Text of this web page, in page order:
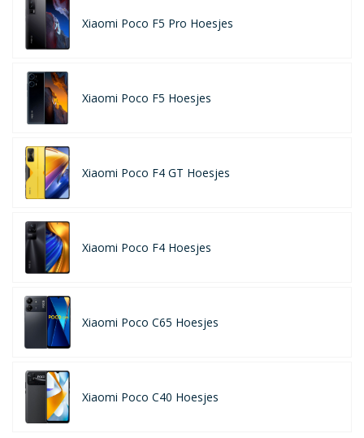
Xiaomi Poco F5 Pro Hoesjes
Xiaomi Poco F5 Hoesjes
Xiaomi Poco F4 GT Hoesjes
Xiaomi Poco F4 Hoesjes
Xiaomi Poco C65 Hoesjes
Xiaomi Poco C40 Hoesjes